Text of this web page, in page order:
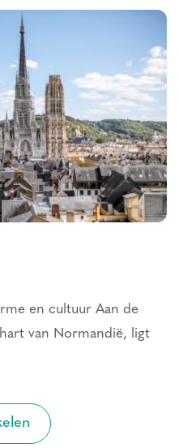
en cultuur Aan de
van Normandië, ligt